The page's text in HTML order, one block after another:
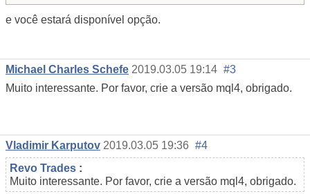
e você estará disponível opção.
Michael Charles Schefe 2019.03.05 19:14 #3
Muito interessante. Por favor, crie a versão mql4, obrigado.
Vladimir Karputov 2019.03.05 19:36 #4
Revo Trades :
Muito interessante. Por favor, crie a versão mql4, obrigado.